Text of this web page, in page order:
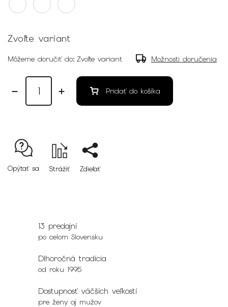
Zvoľte variant
Môžeme doručiť do: Zvoľte variant Možnosti doručenia
Pridať do košíka
Opýtať sa Strážiť Zdieľať
13 predajní
po celom Slovensku
Dlhoročná tradícia
od roku 1995
Dostupnosť väčších veľkostí
pre ženy aj mužov